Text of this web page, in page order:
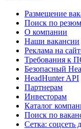
Размещение
Поиск по
О компании
Наши вакансии
Реклама на
Требования к
Безопасный
HeadHunter API
Партнерам
Инвесторам
Каталог
Поиск по
Сетка: соцсеть